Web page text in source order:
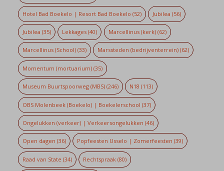
Hotel Bad Boekelo | Resort Bad Boekelo (52) Jubilea (56)
Jubilea (35) Lekkages (40) Marcellinus (kerk)(62)
Marcellinus (School)(33) Marssteden (bedrijventerrein) (62)
Momentum (mortuarium)(35)
Museum Buurtspoorweg (MBS)(246) N18 (113)
OBS Molenbeek (Boekelo) | Boekelerschool (37)
Ongelukken (verkeer) | Verkeersongelukken (46)
Open dagen (36) Popfeesten Usselo | Zomerfeesten (39)
Raad van State (34) Rechtspraak (80)